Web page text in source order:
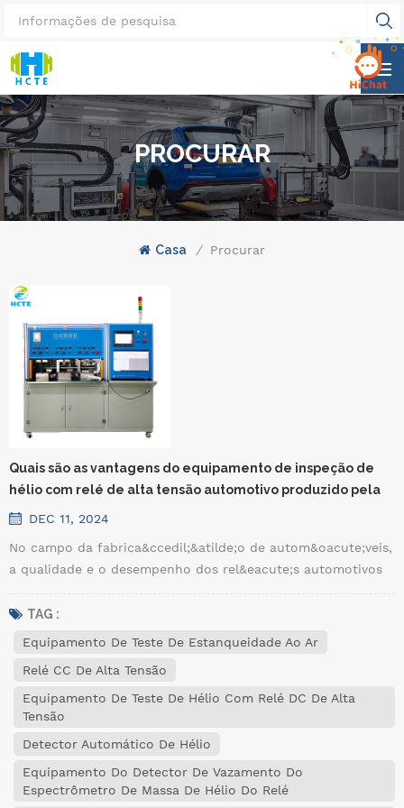
PROCURAR
Casa / Procurar
Quais são as vantagens do equipamento de inspeção de
hélio com relé de alta tensão automotivo produzido pela
HCTE?DEC 11, 2024
No campo da fabrica&ccedil;&atilde;o de autom&oacute;veis,
a qualidade e o desempenho dos rel&eacute;s automotivos
de inspe&ccedil;&atilde;o fundamental para garantir sua
oferece uma forte garantia para a produ&ccedil;&atilde;o e
controle de qualidade de rel&eacute;s automotivos de alta
tens&atilde;o, com muitas vantagens not&aacute;veis. &nbsp;
Capacidade de inspe&ccedil;&atilde;o de alta precis&atilde;o:
HCTE usa tecnologia avan&ccedil;ada e sensores de
TAG :
Equipamento De Teste De Estanqueidade Ao Ar
Relé CC De Alta Tensão
Equipamento De Teste De Hélio Com Relé DC De Alta
Tensão
Detector Automático De Hélio
Equipamento Do Detector De Vazamento Do
Espectrômetro De Massa De Hélio Do Relé